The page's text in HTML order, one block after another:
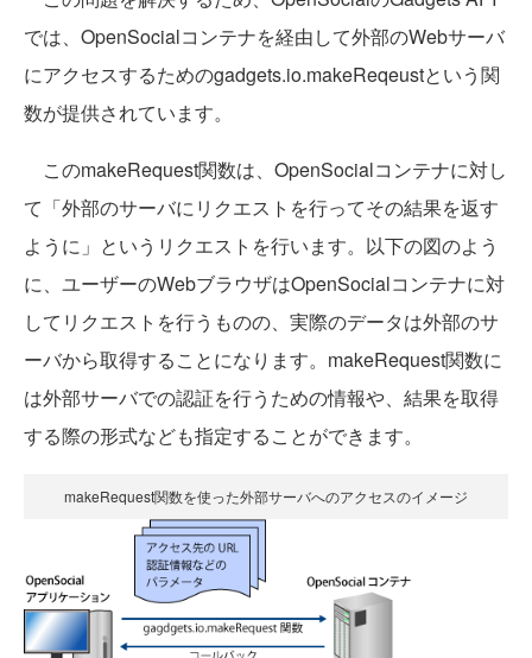
では、OpenSocialコンテナを経由して外部のWebサーバ
にアクセスするためのgadgets.io.makeReqeustという関
数が提供されています。
このmakeRequest関数は、OpenSocialコンテナに対し
て「外部のサーバにリクエストを行ってその結果を返す
ように」というリクエストを行います。以下の図のよう
に、ユーザーのWebブラウザはOpenSocialコンテナに対
してリクエストを行うものの、実際のデータは外部のサ
ーバから取得することになります。makeRequest関数に
は外部サーバでの認証を行うための情報や、結果を取得
する際の形式なども指定することができます。
makeRequest関数を使った外部サーバへのアクセスのイメージ